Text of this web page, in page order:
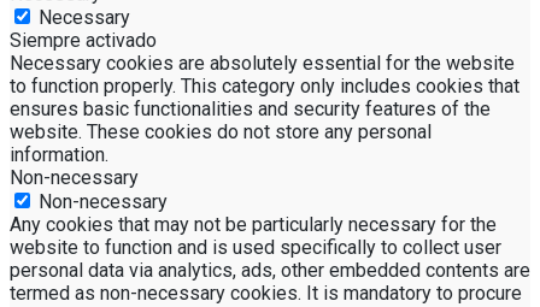
Necessary
Siempre activado
Necessary cookies are absolutely essential for the website
to function properly. This category only includes cookies that
ensures basic functionalities and security features of the
website. These cookies do not store any personal
information.
Non-necessary
Non-necessary
Any cookies that may not be particularly necessary for the
website to function and is used specifically to collect user
personal data via analytics, ads, other embedded contents are
termed as non-necessary cookies. It is mandatory to procure